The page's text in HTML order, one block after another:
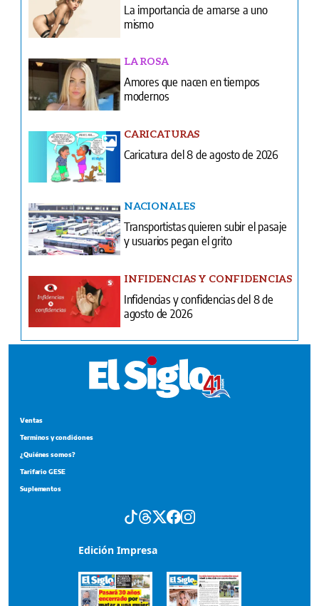
La importancia de amarse a uno
mismo
LA ROSA
Amores que nacen en tiempos
modernos
CARICATURAS
Caricatura del 8 de agosto de 2026
NACIONALES
Transportistas quieren subir el pasaje
y usuarios pegan el grito
INFIDENCIAS Y CONFIDENCIAS
Infidencias y confidencias del 8 de
agosto de 2026
Ventas
Terminos y condiciones
¿Quiénes somos?
Tarifario GESE
Suplementos
Edición Impresa